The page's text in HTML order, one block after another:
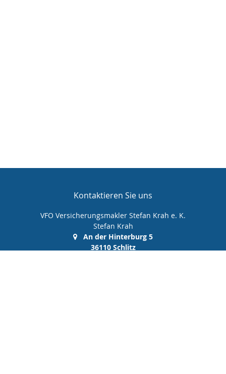
Kontaktieren Sie uns
VFO Versicherungsmakler Stefan Krah e. K.
Stefan Krah
An der Hinterburg 5
36110 Schlitz